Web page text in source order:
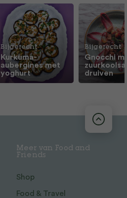
Bijgerecht
Kurkuma-
aubergines met
yoghurt
Bijgerecht
Gnocchi
druiven
Meer van Food and
Friends
Shop
Food & Travel